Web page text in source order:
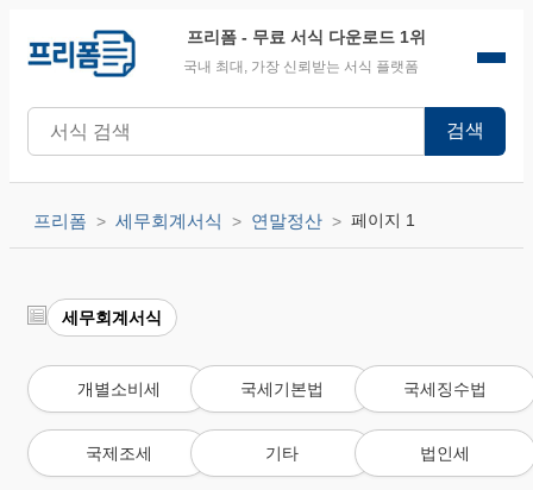
프리폼 - 무료 서식 다운로드 1위
국내 최대, 가장 신뢰받는 서식 플랫폼
검색
프리폼 세무회계서식 연말정산 페이지 1
세무회계서식
개별소비세 국세기본법 국세징수법
국제조세 기타 법인세